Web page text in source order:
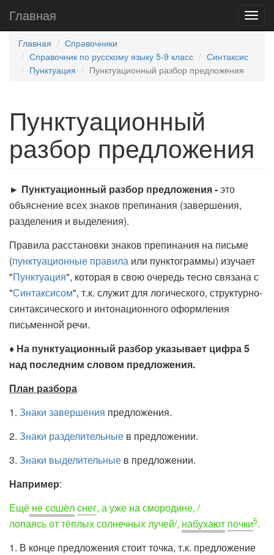
Главная
Главная
Справочники
Справочник по русскому языку 5-9 класс
Синтаксис
Пунктуация
Пунктуационный разбор предложения
Пунктуационный
разбор предложения
► Пунктуационный разбор предложения -это
объяснение всех знаков препинания (завершения,
разделения и выделения).
Правила расстановки знаков препинания на письме
(пунктуационные правила или пунктограммы) изучает
"Пунктуация", которая в свою очередь тесно связана с
"Синтаксисом", т.к. служит для логического, структурно-
синтаксического и интонационного оформления
письменной речи.
♦ На пунктуационный разбор указывает цифра 5
над последним словом предложения.
План разбора
1. Знаки завершения предложения.
2. Знаки разделительные в предложении.
3. Знаки выделительные в предложении.
Например:
Ещё не сошёлснег, а уже на смородине, /
лопаясь от тёплых солнечных лучей/, набухают почки5.
1. В конце предложения стоит точка, т.к. предложение